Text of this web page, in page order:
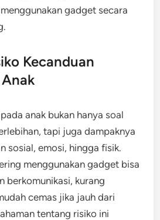
gadget secara
Kecanduan
anak bukan hanya soal
tapi juga dampaknya
sosial, emosi, hingga fisik.
menggunakan gadget bisa
berkomunikasi, kurang
cemas jika jauh dari
tentang risiko ini